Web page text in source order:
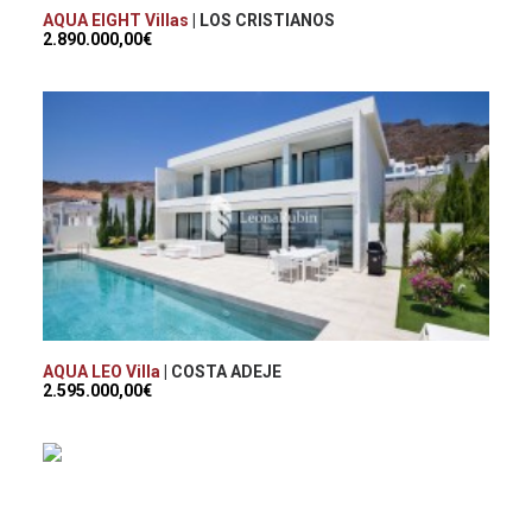
AQUA EIGHT Villas | LOS CRISTIANOS
2.890.000,00€
AQUA LEO Villa | COSTA ADEJE
2.595.000,00€